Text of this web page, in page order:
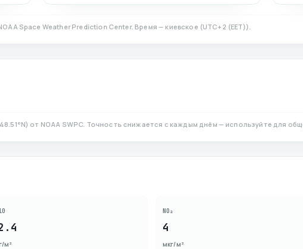
Space Weather Prediction Center. Время — киевское (UTC+2 (EET)).
°N) от NOAA SWPC. Точность снижается с каждым днём — используйте для
м³
NO₂
4
мкг/м³